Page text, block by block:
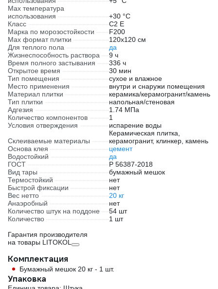
Max температура
использования
+30 °С
Класс
С2 E
Марка по морозостойкости
F200
Max формат плитки
120х120 см
Для теплого пола
да
Жизнеспособность раствора
9 ч
Время полного застывания
336 ч
Открытое время
30 мин
Тип помещения
сухое и влажное
Место применения
внутри и снаружи помещения
Материал плитки
керамика/керамогранит/камень
Тип плитки
напольная/стеновая
Адгезия
1.74 МПа
Количество компонентов
1
Условия отверждения
испарение воды
Склеиваемые материалы
Керамическая плитка,
керамогранит, клинкер, камень
Основа клея
цемент
Водостойкий
да
ГОСТ
Р 56387-2018
Вид тары
бумажный мешок
Термостойкий
нет
Быстрой фиксации
нет
Вес нетто
20 кг
Анаэробный
нет
Количество штук на поддоне
54 шт
Количество
1 шт
Гарантия производителя
на товары LITOKOL
Комплектация
Бумажный мешок 20 кг - 1 шт.
Упаковка